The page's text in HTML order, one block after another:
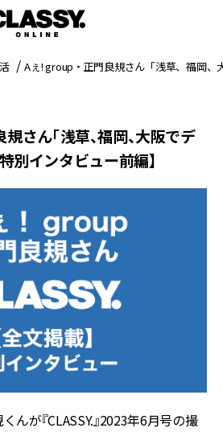
Aぇ! group・正門良規さん「浅草、福岡
さん「浅草、福岡、大阪でデ
別インタビュー前編】
んが『CLASSY.』2023年6月号の撮